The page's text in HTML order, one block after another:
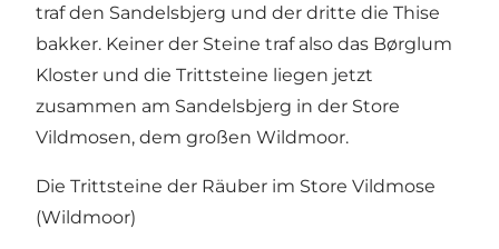
traf den Sandelsbjerg und der dritte die Thise
bakker. Keiner der Steine traf also das Børglum
Kloster und die Trittsteine liegen jetzt
zusammen am Sandelsbjerg in der Store
Vildmosen, dem großen Wildmoor.
Die Trittsteine der Räuber im Store Vildmose
(Wildmoor)